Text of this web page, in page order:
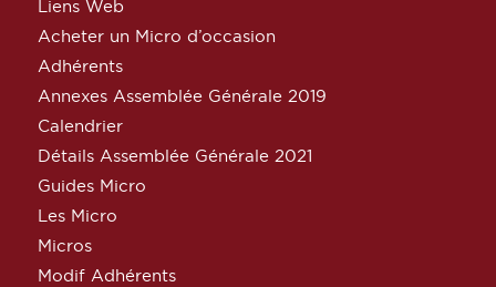
Liens Web
Acheter un Micro d’occasion
Adhérents
Annexes Assemblée Générale 2019
Calendrier
Détails Assemblée Générale 2021
Guides Micro
Les Micro
Micros
Modif Adhérents